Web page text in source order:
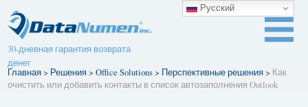
30-дневная гарантия возврата
денег
Главная> Решения>Office Solutions> Перспективные решения> Как
очистить или добавить контакты в список автозаполнения Outlook
Русский